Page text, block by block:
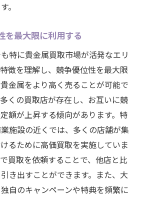
。
を最大限に利用する
特に貴金属買取市場が活発なエリ
徴を理解し、競争優位性を最大限
金属をより高く売ることが可能で
くの買取店が存在し、お互いに競
額が上昇する傾向があります。特
施設の近くでは、多くの店舗が集
るために高価買取を実施していま
買取を依頼することで、他店と比
き出すことができます。また、大
自のキャンペーンや特典を頻繁に